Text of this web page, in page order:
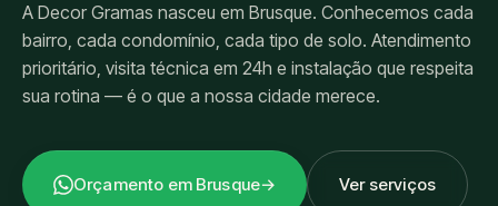
A Decor Gramas nasceu em Brusque. Conhecemos cada
bairro, cada condomínio, cada tipo de solo. Atendimento
prioritário, visita técnica em 24h e instalação que respeita
sua rotina — é o que a nossa cidade merece.
Orçamento em Brusque→ Ver serviços